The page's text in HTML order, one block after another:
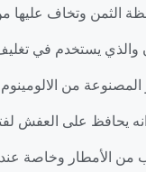
الثمن وتخاف
يستخدم في
من الالومينوم
انه يحافظ على العفش
من الأمطار وخاصة